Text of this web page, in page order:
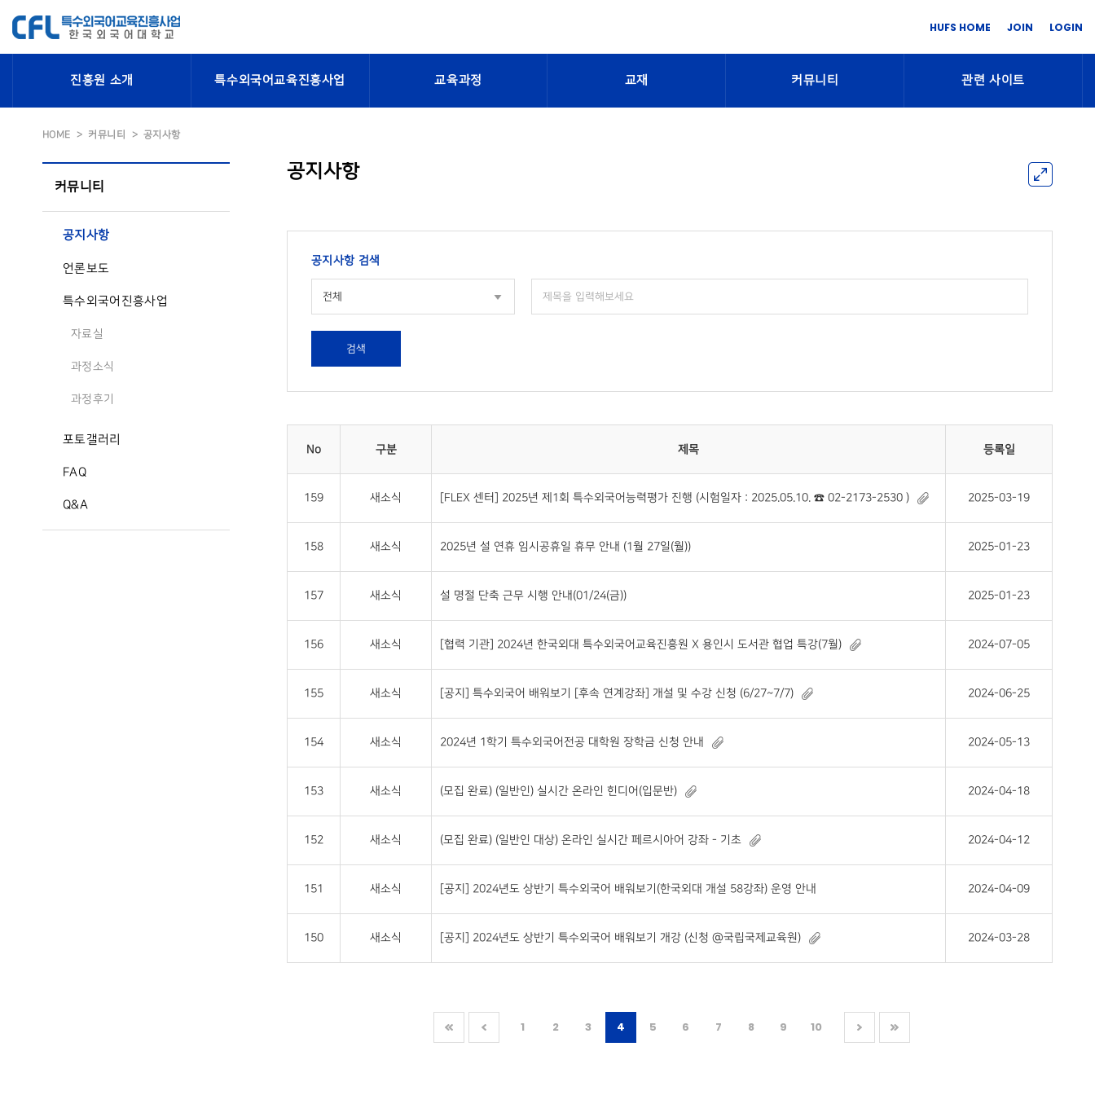
HUFS HOME JOIN LOGIN
진흥원 소개 특수외국어교육진흥사업 교육과정 교재 커뮤니티 관련 사이트
HOME 커뮤니티 공지사항
커뮤니티
공지사항
언론보도
특수외국어진흥사업
자료실
과정소식
과정후기
포토갤러리
FAQ
Q&A
공지사항
공지사항 검색
전체
검색
No 구분 제목 등록일
159 새소식 [FLEX 센터] 2025년 제1회 특수외국어능력평가 진행 (시험일자 : 2025.05.10. ☎ 02-2173-2530 ) 2025-03-19
158 새소식 2025년 설 연휴 임시공휴일 휴무 안내 (1월 27일(월)) 2025-01-23
157 새소식 설 명절 단축 근무 시행 안내(01/24(금)) 2025-01-23
156 새소식 [협력 기관] 2024년 한국외대 특수외국어교육진흥원 X 용인시 도서관 협업 특강(7월) 2024-07-05
155 새소식 [공지] 특수외국어 배워보기 [후속 연계강좌] 개설 및 수강 신청 (6/27~7/7) 2024-06-25
154 새소식 2024년 1학기 특수외국어전공 대학원 장학금 신청 안내 2024-05-13
153 새소식 (모집 완료) (일반인) 실시간 온라인 힌디어(입문반) 2024-04-18
152 새소식 (모집 완료) (일반인 대상) 온라인 실시간 페르시아어 강좌 - 기초 2024-04-12
151 새소식 [공지] 2024년도 상반기 특수외국어 배워보기(한국외대 개설 58강좌) 운영 안내 2024-04-09
150 새소식 [공지] 2024년도 상반기 특수외국어 배워보기 개강 (신청 @국립국제교육원) 2024-03-28
1 2 3 4 5 6 7 8 9 10